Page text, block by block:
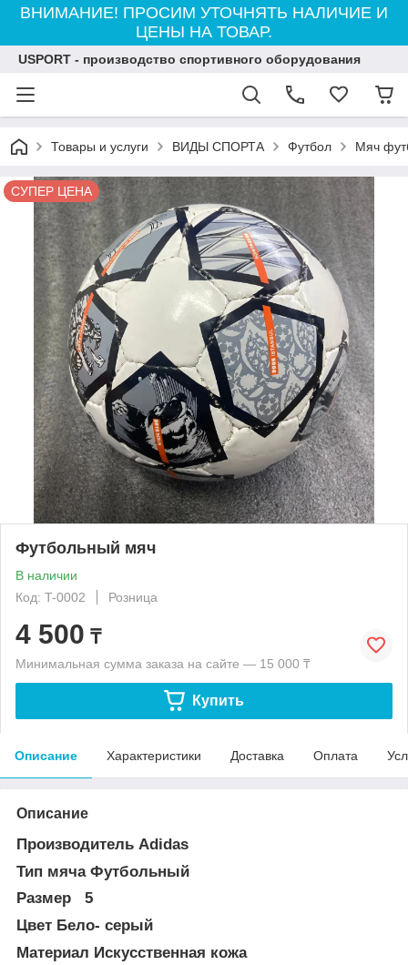
ВНИМАНИЕ! ПРОСИМ УТОЧНЯТЬ НАЛИЧИЕ И
ЦЕНЫ НА ТОВАР.
USPORT - производство спортивного оборудования
Товары и услуги ВИДЫ СПОРТА Футбол Мяч
СУПЕР ЦЕНА
Футбольный мяч
В наличии
Код: T-0002
Розница
4 500 ₸
Минимальная сумма заказа на сайте — 15 000 ₸
Купить
Описание Характеристики Доставка Оплата
Описание
Производитель Adidas
Тип мяча Футбольный
Размер 5
Цвет Бело- серый
Материал Искусственная кожа